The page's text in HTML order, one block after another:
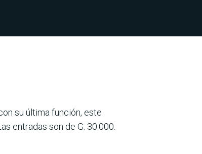
su última función, este
entradas son de G. 30.000.